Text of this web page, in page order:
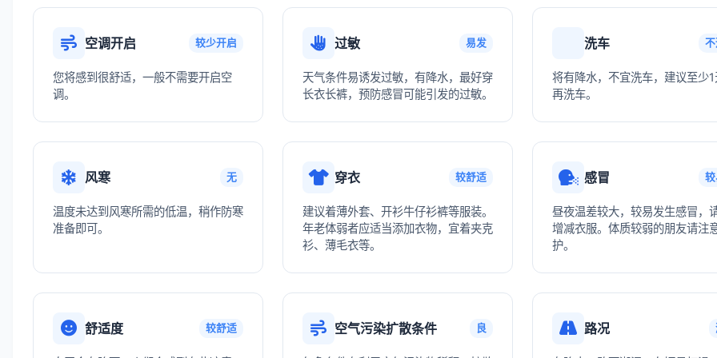
空调开启 较少开启
您将感到很舒适，一般不需要开启空
调。
过敏 易发
天气条件易诱发过敏，有降水，最好穿
长衣长裤，预防感冒可能引发的过敏。
洗车
将有降水，不宜洗车，建议至少
再洗车。
风寒 无
温度未达到风寒所需的低温，稍作防寒
准备即可。
穿衣 较舒适
建议着薄外套、开衫牛仔衫裤等服装。
年老体弱者应适当添加衣物，宜着夹克
衫、薄毛衣等。
感冒
昼夜温差较大，较易发生感冒，
增减衣服。体质较弱的朋友请注
护。
舒适度 较舒适 空气污染扩散条件 良 路况